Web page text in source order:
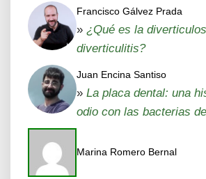
Francisco Gálvez Prada
» ¿Qué es la
diverticulitis?
Juan Encina Santiso
» La placa dental: una
odio con las bacterias
Marina Romero Bernal